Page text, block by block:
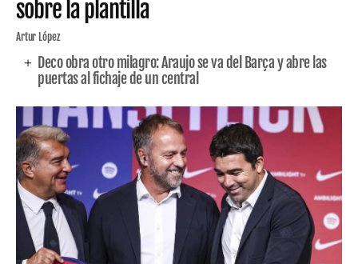
sobre la plantilla
Artur López
Deco obra otro milagro: Araujo se va del Barça y abre las
puertas al fichaje de un central